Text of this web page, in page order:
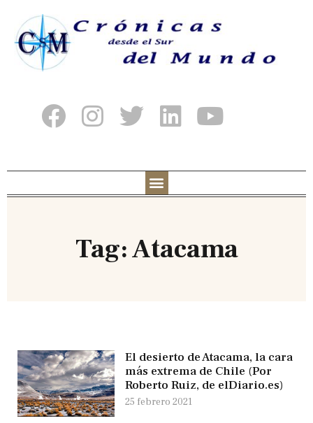
Tag: Atacama
El desierto de Atacama, la cara
más extrema de Chile (Por
Roberto Ruiz, de elDiario.es)
25 febrero 2021